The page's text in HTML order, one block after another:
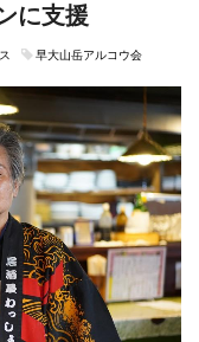
に支援
早大山岳アルコウ会